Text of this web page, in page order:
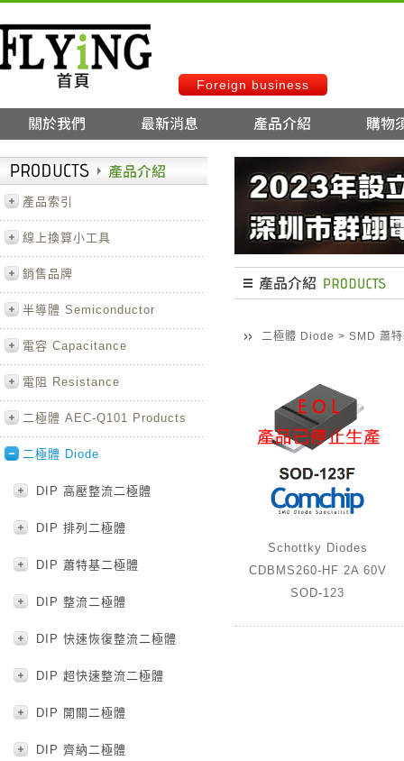
Foreign business
產品索引
線上換算小工具
銷售品牌
半導體 Semiconductor
電容 Capacitance
電阻 Resistance
二極體 AEC-Q101 Products
二極體 Diode
DIP 高壓整流二極體
DIP 排列二極體
DIP 蕭特基二極體
DIP 整流二極體
DIP 快速恢復整流二極體
DIP 超快速整流二極體
DIP 開關二極體
DIP 齊納二極體
二極體 Diode > SMD 蕭
Schottky Diodes
CDBMS260-HF 2A 60V
SOD-123